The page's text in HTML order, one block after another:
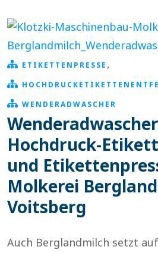
ETIKETTENPRESSE ,
WENDERADWASCHER
Hochdruck-
und
Molkerei
Voitsberg
Auch Berglandmilch setzt